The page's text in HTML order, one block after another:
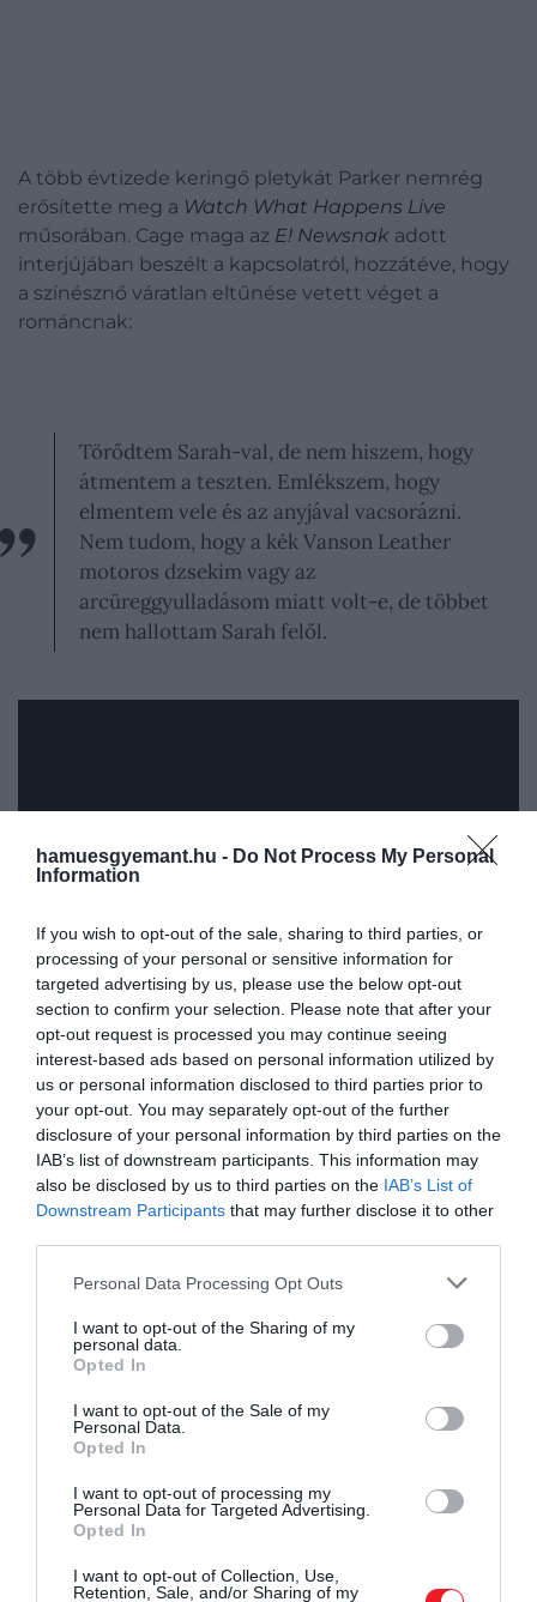
hamuesgyemant.hu - Do Not Process My Personal
Information
If you wish to opt-out of the sale, sharing to third parties, or
processing of your personal or sensitive information for
targeted advertising by us, please use the below opt-out
section to confirm your selection. Please note that after your
opt-out request is processed you may continue seeing
interest-based ads based on personal information utilized by
us or personal information disclosed to third parties prior to
your opt-out. You may separately opt-out of the further
disclosure of your personal information by third parties on the
IAB’s list of downstream participants. This information may
also be disclosed by us to third parties on the IAB’s List of
Downstream Participants that may further disclose it to other
Please note that this website/app uses one or more Google
not limited to your visit or usage behaviour. You may click to
grant or deny consent to Google and its third-party tags to
use your data for below specified purposes in below Google
consent section.
Personal Data Processing Opt Outs
I want to opt-out of the Sharing of my
personal data.
Opted In
I want to opt-out of the Sale of my
Personal Data.
Opted In
I want to opt-out of processing my
Personal Data for Targeted Advertising.
Opted In
I want to opt-out of Collection, Use,
Retention, Sale, and/or Sharing of my
A több évtizede keringő pletykát Parker nemrég
erősítette meg a Watch What Happens Live
műsorában. Cage maga az E! Newsnak adott
interjújában beszélt a kapcsolatról, hozzátéve, hogy
a színésznő váratlan eltűnése vetett véget a
románcnak:
Törődtem Sarah-val, de nem hiszem, hogy
átmentem a teszten. Emlékszem, hogy
elmentem vele és az anyjával vacsorázni.
Nem tudom, hogy a kék Vanson Leather
motoros dzsekim vagy az
arcüreggyulladásom miatt volt-e, de többet
nem hallottam Sarah felől.
AzÉs egyszer csak…sztárja nemrégiben férjéről, azt
is elárulta, hogy biztos volt benne, hogy jelenlegi
férjével, Matthew Broderick -kel fogja leélni az
életét: „Emlékszem, hogy azt gondoltam: azt
hiszem, szeretem.” A pár 1995-ben házasodott össze,
és azóta is Hollywood egyik legszilárdabb párjaként
tartják számon őket.
Ez is tetszeni fog!
Parker nemrégiben a
vendége is volt, ahol elmondta, milyen rosszul
érintették őt a külsejére tett negatív megjegyzések,
„Sokat beszéltek a megjelenésemről. Olyan
dolgokról, amelyekre soha nem gondoltam, hogy